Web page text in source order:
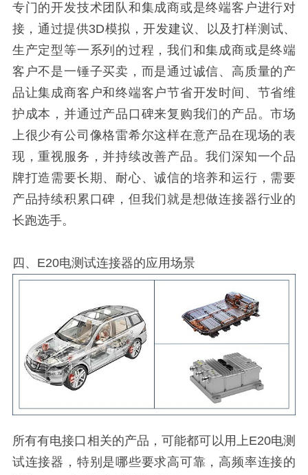
专门的开发技术团队和集成商或是终端客户进行对
接，通过提供3D模拟，开发建议、以及打样测试、
生产定型等一系列的过程，我们和集成商或是终端
客户不是一锤子买卖，而是通过诚信、高质量的产
品让集成商客户和终端客户节省开发时间、节省维
护成本，并通过产品口碑来复购我们的产品。市场
上很少有公司像格雷希尔这样在意产品在现场的表
现，重视服务，并持续改善产品。我们深知一个品
牌打造需要长期、耐心、诚信的培养和运行，需要
产品持续积累口碑，但我们就是想做连接器行业的
长跑选手。
四、E20电测试连接器的应用场景
所有有电接口相关的产品，可能都可以用上E20电测
试连接器，特别是哪些要求高可靠，高频率连接的